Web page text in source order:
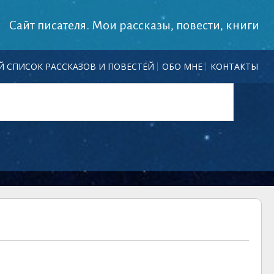
Сайт писателя. Мои рассказы, повести, книги
СПИСОК РАССКАЗОВ И ПОВЕСТЕЙ ОБО МНЕ КОНТАКТЫ